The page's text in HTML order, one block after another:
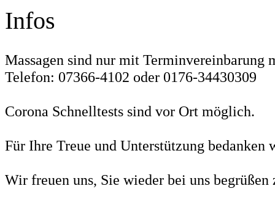
Infos
Massagen sind nur mit Terminvereinbarung
Telefon: 07366-4102 oder 0176-34430309
Corona Schnelltests sind vor Ort möglich.
Für Ihre Treue und Unterstützung bedanken
Wir freuen uns, Sie wieder bei uns begrüßen